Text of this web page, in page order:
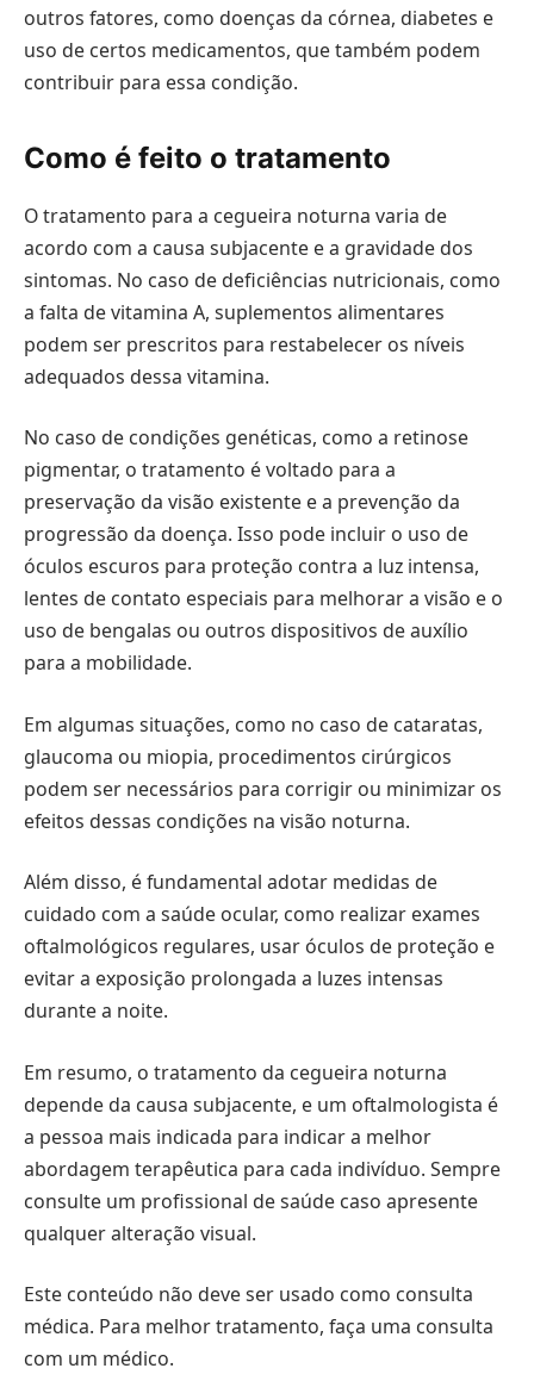
outros fatores, como doenças da córnea, diabetes e
uso de certos medicamentos, que também podem
contribuir para essa condição.
Como é feito o tratamento
O tratamento para a cegueira noturna varia de
acordo com a causa subjacente e a gravidade dos
sintomas. No caso de deficiências nutricionais, como
a falta de vitamina A, suplementos alimentares
podem ser prescritos para restabelecer os níveis
adequados dessa vitamina.
No caso de condições genéticas, como a retinose
pigmentar, o tratamento é voltado para a
preservação da visão existente e a prevenção da
progressão da doença. Isso pode incluir o uso de
óculos escuros para proteção contra a luz intensa,
lentes de contato especiais para melhorar a visão e o
uso de bengalas ou outros dispositivos de auxílio
para a mobilidade.
Em algumas situações, como no caso de cataratas,
glaucoma ou miopia, procedimentos cirúrgicos
podem ser necessários para corrigir ou minimizar os
efeitos dessas condições na visão noturna.
Além disso, é fundamental adotar medidas de
cuidado com a saúde ocular, como realizar exames
oftalmológicos regulares, usar óculos de proteção e
evitar a exposição prolongada a luzes intensas
durante a noite.
Em resumo, o tratamento da cegueira noturna
depende da causa subjacente, e um oftalmologista é
a pessoa mais indicada para indicar a melhor
abordagem terapêutica para cada indivíduo. Sempre
consulte um profissional de saúde caso apresente
qualquer alteração visual.
Este conteúdo não deve ser usado como consulta
médica. Para melhor tratamento, faça uma consulta
com um médico.